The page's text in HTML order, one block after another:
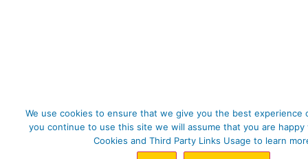
We use cookies to ensure that we give you the best experience
you continue to use this site we will assume that you are happy
Cookies and Third Party Links Usage to learn